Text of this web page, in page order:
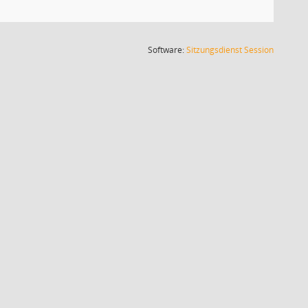
Software:SitzungsdienstSession(Wird in